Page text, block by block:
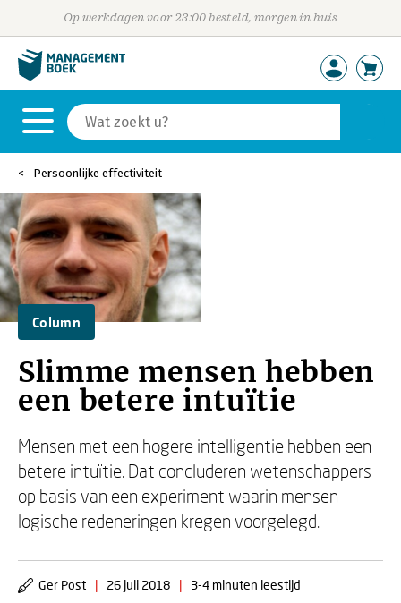
Op werkdagen voor 23:00 besteld, morgen in huis
Persoonlijke effectiviteit
Column
Slimme mensen hebben
een betere intuïtie
Mensen met een hogere intelligentie hebben een
betere intuïtie. Dat concluderen wetenschappers
op basis van een experiment waarin mensen
logische redeneringen kregen voorgelegd.
Ger Post | 26 juli 2018 | 3-4 minuten leestijd